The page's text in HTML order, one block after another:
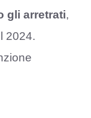
gli arretrati,
2024.